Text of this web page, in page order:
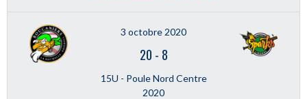
3 octobre 2020
20 - 8
15U - Poule Nord Centre
2020